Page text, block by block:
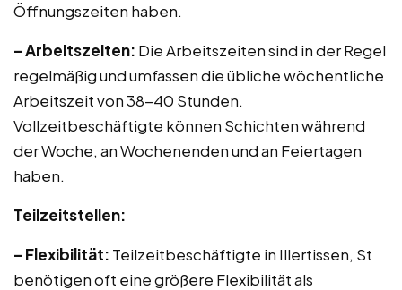
Öffnungszeiten haben.
– Arbeitszeiten: Die Arbeitszeiten sind in der Regel
regelmäßig und umfassen die übliche wöchentliche
Arbeitszeit von 38-40 Stunden.
Vollzeitbeschäftigte können Schichten während
der Woche, an Wochenenden und an Feiertagen
haben.
Teilzeitstellen:
– Flexibilität: Teilzeitbeschäftigte in Illertissen, St
benötigen oft eine größere Flexibilität als